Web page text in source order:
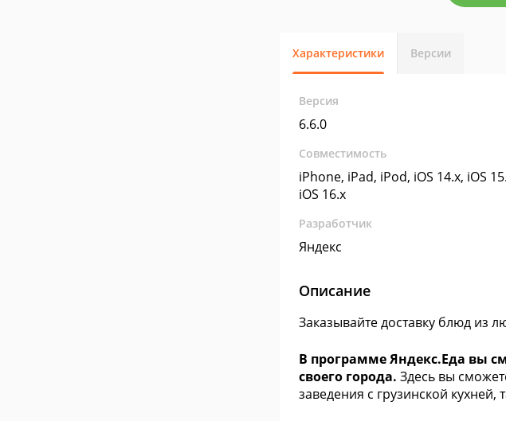
Характеристики Версии
Версия
6.6.0
Совместимость
iPhone, iPad, iPod, iOS 14.x, iOS
iOS 16.x
Разработчик
Яндекс
Описание
Заказывайте доставку блюд из
В программе Яндекс.Еда вы
своего города. Здесь вы
заведения с грузинской